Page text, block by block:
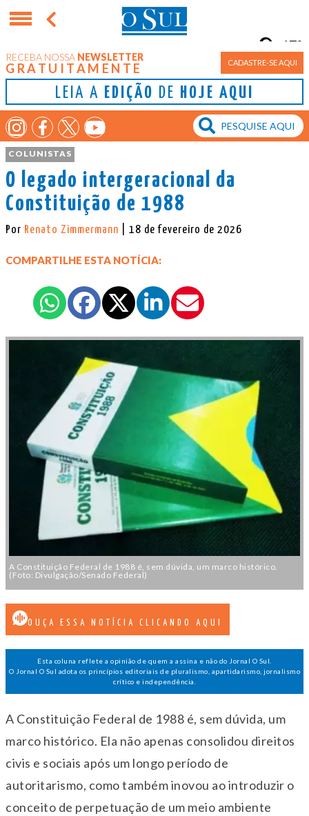
RECEBA NOSSA NEWSLETTER
GRATUITAMENTE CADASTRE-SE AQUI
LEIA A EDIÇÃO DE HOJE AQUI
Porto Alegre
17°
COLUNISTAS
O legado intergeracional da
Constituição de 1988
Por Renato Zimmermann | 18 de fevereiro de 2026
COMPARTILHE ESTA NOTÍCIA:
A Constituição Federal de 1988 é, sem dúvida, um marco histórico.
(Foto: Divulgação/Senado Federal)
OUÇA ESSA NOTÍCIA CLICANDO AQUI
Esta coluna reflete a opinião de quem a assina e não do Jornal O Sul.
O Jornal O Sul adota os princípios editoriais de pluralismo, apartidarismo, jornalismo
crítico e independência.
A Constituição Federal de 1988 é, sem dúvida, um
marco histórico. Ela não apenas consolidou direitos
civis e sociais após um longo período de
autoritarismo, como também inovou ao introduzir o
conceito de perpetuação de um meio ambiente